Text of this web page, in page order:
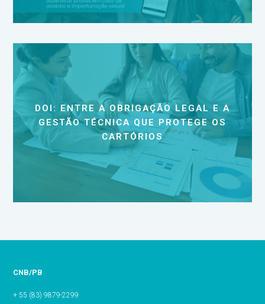
DOI: ENTRE A OBRIGAÇÃO LEGAL E A
GESTÃO TÉCNICA QUE PROTEGE OS
CARTÓRIOS
CNB/PB
+ 55 (83) 9879-2299